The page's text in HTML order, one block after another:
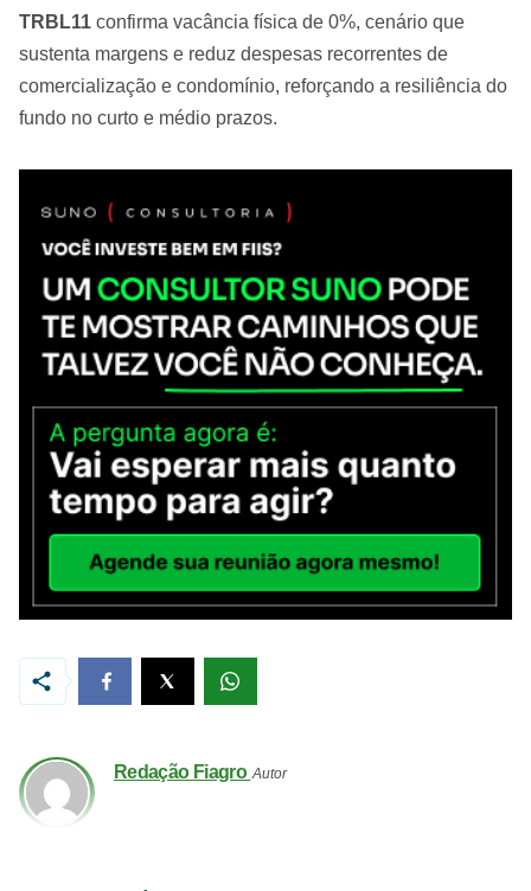
TRBL11 confirma vacância física de 0%, cenário que
sustenta margens e reduz despesas recorrentes de
comercialização e condomínio, reforçando a resiliência do
fundo no curto e médio prazos.
Redação Fiagro Autor